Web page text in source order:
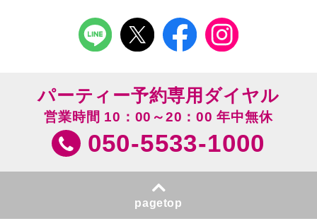
パーティー予約専用ダイヤル
営業時間 10：00～20：00 年中無休
050-5533-1000
pagetop